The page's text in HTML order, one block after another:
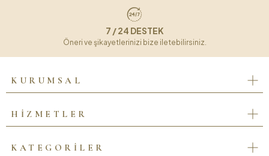
7 / 24 DESTEK
Öneri ve şikayetlerinizi bize iletebilirsiniz.
KURUMSAL
HİZMETLER
KATEGORİLER